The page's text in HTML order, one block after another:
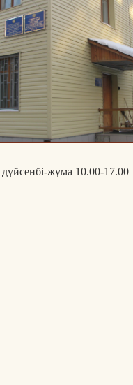
дүйсенбі-жұма 10.00-17.00